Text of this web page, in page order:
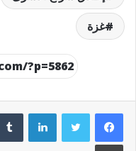
غزة
لينكدإن
طباعة